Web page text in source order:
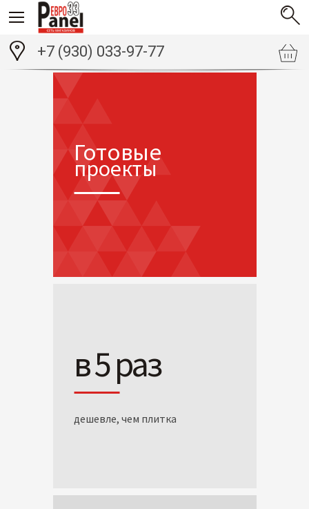
+7 (930) 033-97-77
Готовые
проекты
в 5 раз
дешевле, чем плитка